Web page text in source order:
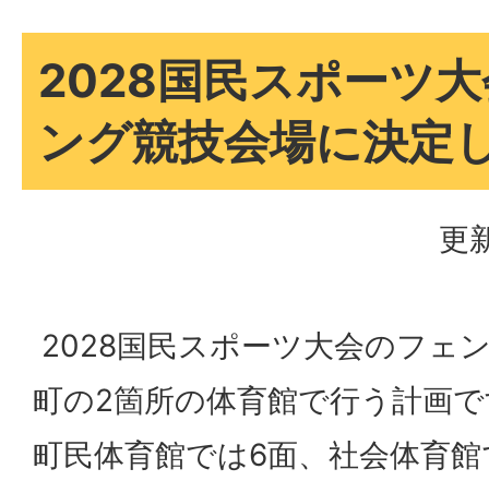
2028国民スポーツ
ング競技会場に決定
更
2028国民スポーツ大会のフェ
町の2箇所の体育館で行う計画
町民体育館では6面、社会体育